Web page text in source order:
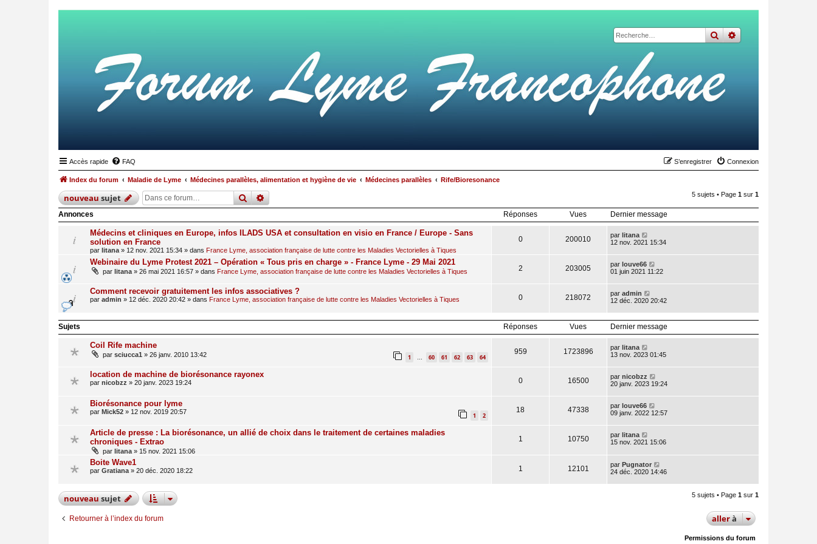
rechercher
recherche
Accès rapide FAQ Connexion
S’enregistrer
Index du forum Maladie de Lyme Médecines parallèles, alimentation et hygiène de vie Médecines parallèles Rife/Bioresonance
nouveausujet rechercher
recherche 5 sujets • Page 1 sur 1
Annonces Réponses Vues Dernier message
Médecins et cliniques en Europe, infos ILADS USA et consultation en visio en France / Europe - Sans
solution en France
par litana » 12 nov. 2021 15:34 » dans France Lyme, association française de lutte contre les Maladies Vectorielles à Tiques
0 200010 par litana
12 nov. 2021 15:34
Webinaire du Lyme Protest 2021 – Opération « Tous pris en charge » - France Lyme - 29 Mai 2021
par litana » 26 mai 2021 16:57 » dans France Lyme, association française de lutte contre les Maladies Vectorielles à Tiques 2 203005 par louve66
01 juin 2021 11:22
Comment recevoir gratuitement les infos associatives ?
par admin » 12 déc. 2020 20:42 » dans France Lyme, association française de lutte contre les Maladies Vectorielles à Tiques 0 218072 par admin
12 déc. 2020 20:42
Sujets Réponses Vues Dernier message
Coil Rife machine
par sciucca1 » 26 janv. 2010 13:42 1 … 60 61 62 63 64
959 1723896 par litana
13 nov. 2023 01:45
location de machine de biorésonance rayonex
par nicobzz » 20 janv. 2023 19:24 0 16500 par nicobzz
20 janv. 2023 19:24
Biorésonance pour lyme
par Mick52 » 12 nov. 2019 20:57 1 2
18 47338 par louve66
09 janv. 2022 12:57
Article de presse : La biorésonance, un allié de choix dans le traitement de certaines maladies
chroniques - Extrao
par litana » 15 nov. 2021 15:06
1 10750 par litana
15 nov. 2021 15:06
Boite Wave1
par Gratiana » 20 déc. 2020 18:22 1 12101 par Pugnator
24 déc. 2020 14:46
nouveausujet 5 sujets • Page 1 sur 1
Retourner à l’index du forum allerà
Permissions du forum